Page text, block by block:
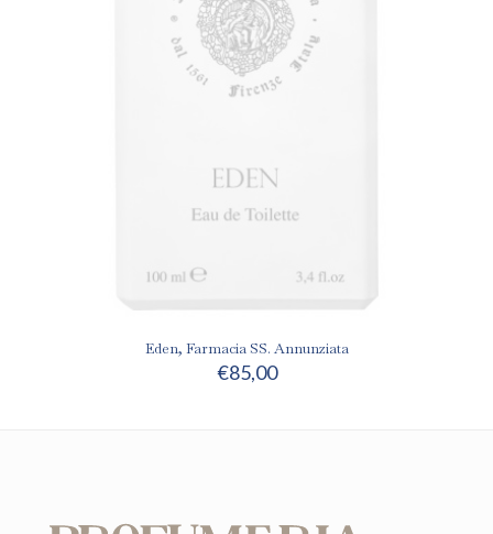
Eden, Farmacia SS. Annunziata
€85,00